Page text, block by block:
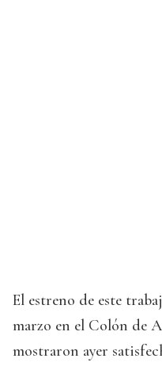
El estreno de este
marzo en el Colón de
mostraron ayer